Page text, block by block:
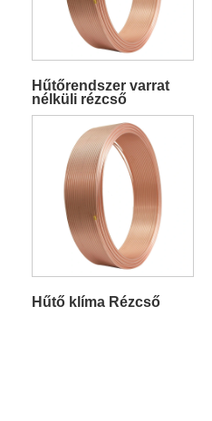
Hűtőrendszer varrat
nélküli rézcső
Hűtő klíma Rézcső